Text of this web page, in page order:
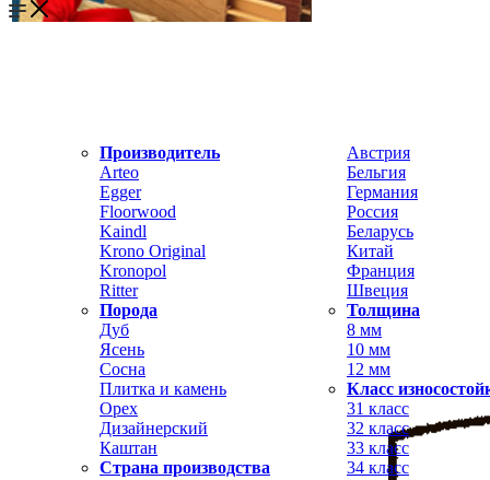
Производитель
Arteo
Egger
Floorwood
Kaindl
Krono Original
Kronopol
Ritter
Порода
Дуб
Ясень
Сосна
Плитка и камень
Орех
Дизайнерский
Каштан
Страна производства
Австрия
Бельгия
Германия
Россия
Беларусь
Китай
Франция
Швеция
Толщина
8 мм
10 мм
12 мм
Класс
31 класс
32 класс
33 класс
34 класс